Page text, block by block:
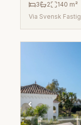
3 2 140 m²
Via Svensk